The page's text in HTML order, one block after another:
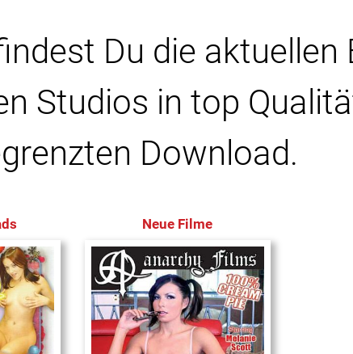
Du die aktuellen
Studios in top
Download.
Neue Filme